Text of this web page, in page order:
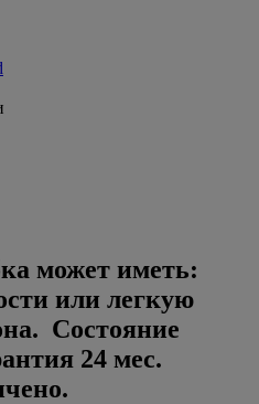
может иметь:
или легкую
Состояние
24 мес.